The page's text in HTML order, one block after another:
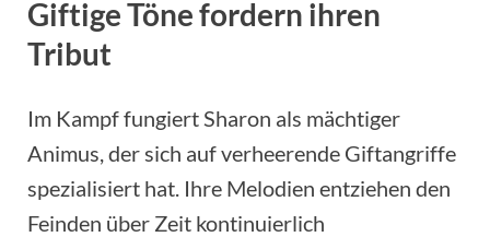
Giftige Töne fordern ihren
Tribut
Im Kampf fungiert Sharon als mächtiger
Animus, der sich auf verheerende Giftangriffe
spezialisiert hat. Ihre Melodien entziehen den
Feinden über Zeit kontinuierlich